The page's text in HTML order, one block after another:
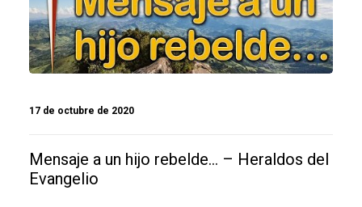
17 de octubre de 2020
Mensaje a un hijo rebelde… – Heraldos del
Evangelio